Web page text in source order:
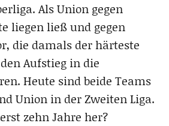
Als Union gegen
liegen ließ und gegen
die damals der härteste
Aufstieg in die
Heute sind beide Teams
Union in der Zweiten Liga.
zehn Jahre her?